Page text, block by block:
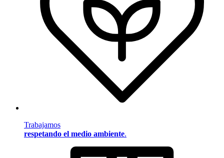
Trabajamos
respetando el medio ambiente.